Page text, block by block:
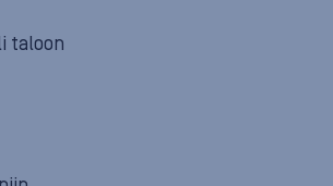
taloon